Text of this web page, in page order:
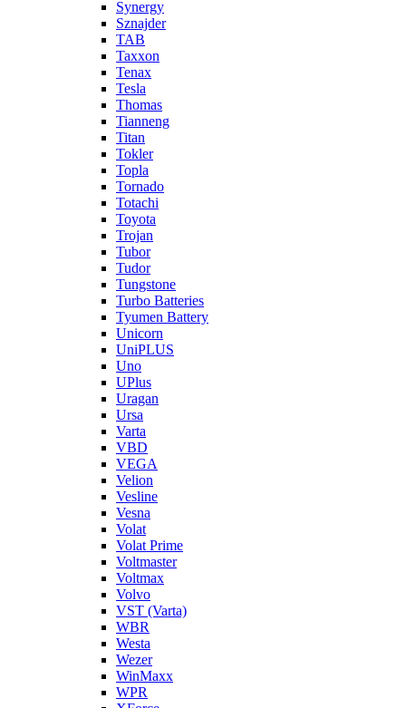
Synergy
Sznajder
TAB
Taxxon
Tenax
Tesla
Thomas
Tianneng
Titan
Tokler
Topla
Tornado
Totachi
Toyota
Trojan
Tubor
Tudor
Tungstone
Turbo Batteries
Tyumen Battery
Unicorn
UniPLUS
Uno
UPlus
Uragan
Ursa
Varta
VBD
VEGA
Velion
Vesline
Vesna
Volat
Volat Prime
Voltmaster
Voltmax
Volvo
VST (Varta)
WBR
Westa
Wezer
WinMaxx
WPR